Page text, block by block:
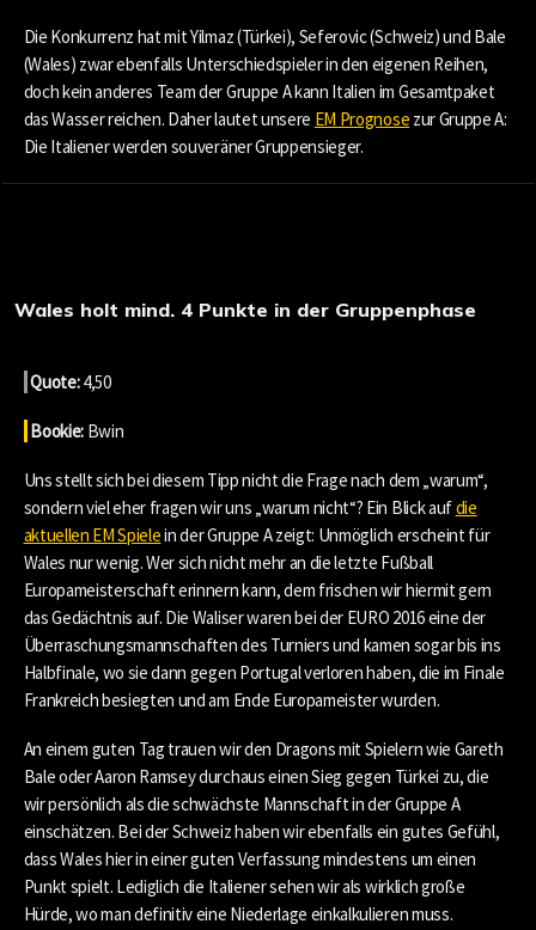
Die Konkurrenz hat mit Yilmaz (Türkei), Seferovic (Schweiz) und Bale
(Wales) zwar ebenfalls Unterschiedspieler in den eigenen Reihen,
doch kein anderes Team der Gruppe A kann Italien im Gesamtpaket
das Wasser reichen. Daher lautet unsere EM Prognose zur Gruppe A:
Die Italiener werden souveräner Gruppensieger.
Wales holt mind. 4 Punkte in der Gruppenphase
Quote:4,50
Bookie:Bwin
Uns stellt sich bei diesem Tipp nicht die Frage nach dem „warum“,
sondern viel eher fragen wir uns „warum nicht“? Ein Blick aufdie
aktuellen EM Spielein der Gruppe A zeigt: Unmöglich erscheint für
Wales nur wenig. Wer sich nicht mehr an die letzte Fußball
Europameisterschaft erinnern kann, dem frischen wir hiermit gern
das Gedächtnis auf. Die Waliser waren bei der EURO 2016 eine der
Überraschungsmannschaften des Turniers und kamen sogar bis ins
Halbfinale, wo sie dann gegen Portugal verloren haben, die im Finale
Frankreich besiegten und am Ende Europameister wurden.
An einem guten Tag trauen wir den Dragons mit Spielern wie Gareth
Bale oder Aaron Ramsey durchaus einen Sieg gegen Türkei zu, die
wir persönlich als die schwächste Mannschaft in der Gruppe A
einschätzen. Bei der Schweiz haben wir ebenfalls ein gutes Gefühl,
dass Wales hier in einer guten Verfassung mindestens um einen
Punkt spielt. Lediglich die Italiener sehen wir als wirklich große
Hürde, wo man definitiv eine Niederlage einkalkulieren muss.